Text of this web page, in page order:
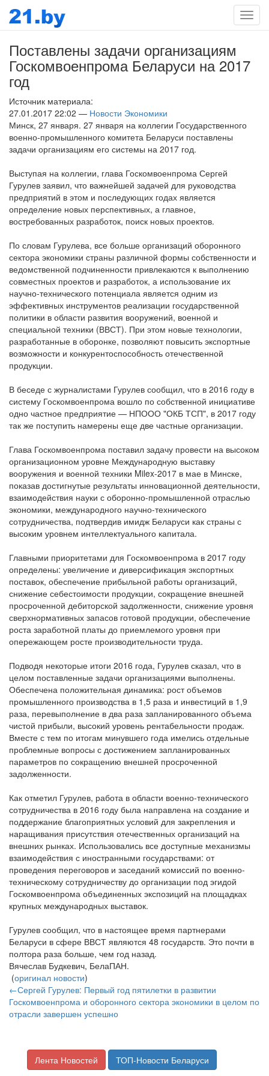
Меню
Поставлены задачи организациям
Госкомвоенпрома Беларуси на 2017
год
Источник материала:
27.01.2017 22:02 — Новости Экономики
Минск, 27 января. 27 января на коллегии Государственного
военно-промышленного комитета Беларуси поставлены
задачи организациям его системы на 2017 год.
Выступая на коллегии, глава Госкомвоенпрома Сергей
Гурулев заявил, что важнейшей задачей для руководства
предприятий в этом и последующих годах является
определение новых перспективных, а главное,
востребованных разработок, поиск новых проектов.
По словам Гурулева, все больше организаций оборонного
сектора экономики страны различной формы собственности и
ведомственной подчиненности привлекаются к выполнению
совместных проектов и разработок, а использование их
научно-технического потенциала является одним из
эффективных инструментов реализации государственной
политики в области развития вооружений, военной и
специальной техники (ВВСТ). При этом новые технологии,
разработанные в оборонке, позволяют повысить экспортные
возможности и конкурентоспособность отечественной
продукции.
В беседе с журналистами Гурулев сообщил, что в 2016 году в
систему Госкомвоенпрома вошло по собственной инициативе
одно частное предприятие — НПООО "ОКБ ТСП", в 2017 году
так же поступить намерены еще две частные организации.
Глава Госкомвоенпрома поставил задачу провести на высоком
организационном уровне Международную выставку
вооружения и военной техники Milex-2017 в мае в Минске,
показав достигнутые результаты инновационной деятельности,
взаимодействия науки с оборонно-промышленной отраслью
экономики, международного научно-технического
сотрудничества, подтвердив имидж Беларуси как страны с
высоким уровнем интеллектуального капитала.
Главными приоритетами для Госкомвоенпрома в 2017 году
определены: увеличение и диверсификация экспортных
поставок, обеспечение прибыльной работы организаций,
снижение себестоимости продукции, сокращение внешней
просроченной дебиторской задолженности, снижение уровня
сверхнормативных запасов готовой продукции, обеспечение
роста заработной платы до приемлемого уровня при
опережающем росте производительности труда.
Подводя некоторые итоги 2016 года, Гурулев сказал, что в
целом поставленные задачи организациями выполнены.
Обеспечена положительная динамика: рост объемов
промышленного производства в 1,5 раза и инвестиций в 1,9
раза, перевыполнение в два раза запланированного объема
чистой прибыли, высокий уровень рентабельности продаж.
Вместе с тем по итогам минувшего года имелись отдельные
проблемные вопросы с достижением запланированных
параметров по сокращению внешней просроченной
задолженности.
Как отметил Гурулев, работа в области военно-технического
сотрудничества в 2016 году была направлена на создание и
поддержание благоприятных условий для закрепления и
наращивания присутствия отечественных организаций на
внешних рынках. Использовались все доступные механизмы
взаимодействия с иностранными государствами: от
проведения переговоров и заседаний комиссий по военно-
техническому сотрудничеству до организации под эгидой
Госкомвоенпрома объединенных экспозиций на площадках
крупных международных выставок.
Гурулев сообщил, что в настоящее время партнерами
Беларуси в сфере ВВСТ являются 48 государств. Это почти в
полтора раза больше, чем год назад.
Вячеслав Будкевич, БелаПАН.
(оригинал новости)
←Сергей Гурулев: Первый год пятилетки в развитии
Госкомвоенпрома и оборонного сектора экономики в целом по
отрасли завершен успешно
Лента Новостей ТОП-Новости Беларуси